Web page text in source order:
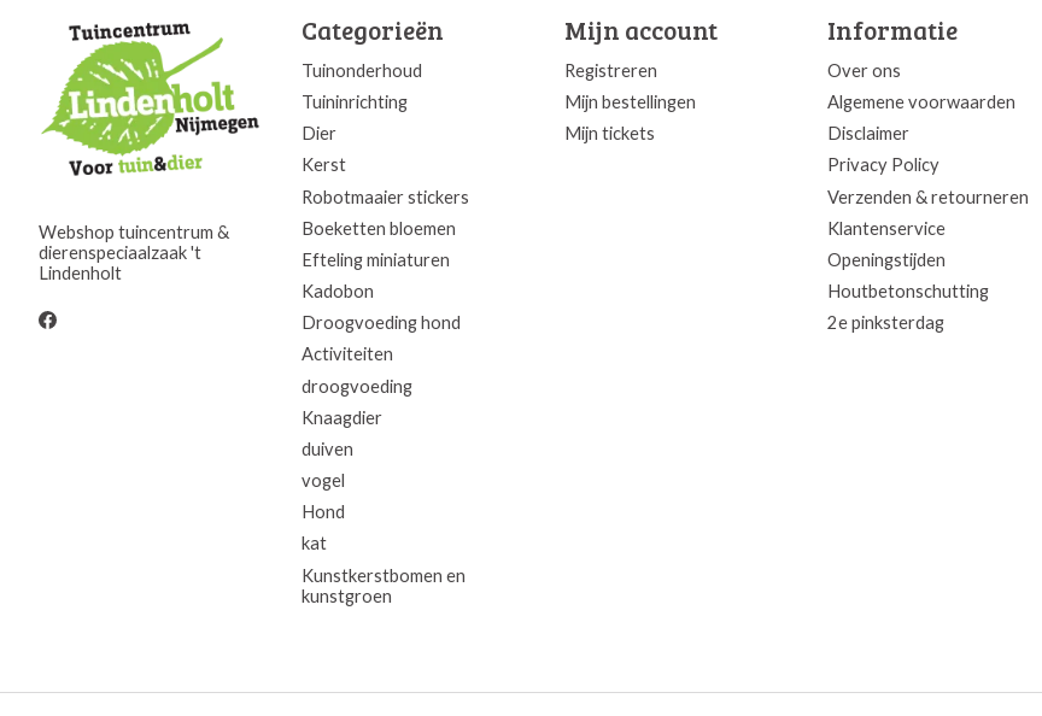
Webshop tuincentrum &
dierenspeciaalzaak 't
Lindenholt
Categorieën
Tuinonderhoud
Tuininrichting
Dier
Kerst
Robotmaaier stickers
Boeketten bloemen
Efteling miniaturen
Kadobon
Droogvoeding hond
Activiteiten
droogvoeding
Knaagdier
duiven
vogel
Hond
kat
Kunstkerstbomen en
kunstgroen
Mijn account
Registreren
Mijn bestellingen
Mijn tickets
Informatie
Over ons
Algemene voorwaarden
Disclaimer
Privacy Policy
Verzenden & retourneren
Klantenservice
Openingstijden
Houtbetonschutting
2e pinksterdag